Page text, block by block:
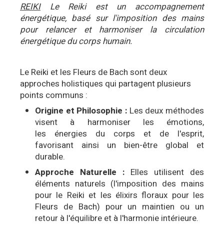
REIKILe Reiki est un accompagnement
énergétique, basé sur l'imposition des mains
pour relancer et harmoniser la circulation
énergétique du corps humain.
Le Reiki et les Fleurs de Bach sont deux
approches holistiques qui partagent plusieurs
points communs :
Origine et Philosophie : Les deux méthodes
visent à harmoniser les émotions,
les énergies du corps et de l'esprit,
favorisant ainsi un bien-être global et
durable.
Approche Naturelle : Elles utilisent des
éléments naturels (l'imposition des mains
pour le Reiki et les élixirs floraux pour les
Fleurs de Bach) pour un maintien ou un
retour à l'équilibre et à l'harmonie intérieure.